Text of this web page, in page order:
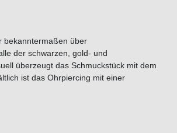
bekanntermaßen über
der schwarzen, gold- und
überzeugt das Schmuckstück mit dem
ist das Ohrpiercing mit einer